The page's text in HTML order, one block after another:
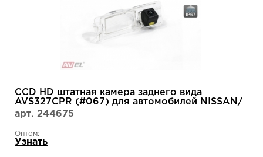
CCD HD штатная камера заднего вида
AVS327CPR (#067) для автомобилей NISSAN/
RENAULT
арт. 244675
Оптом:
Узнать